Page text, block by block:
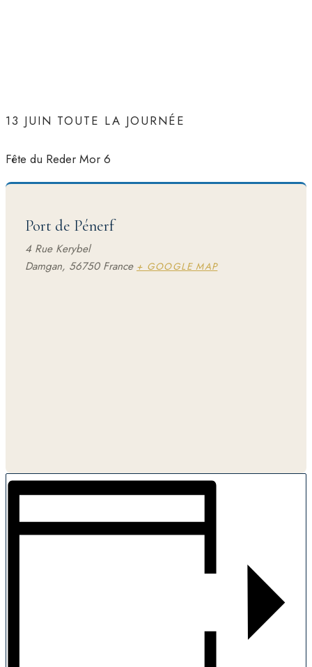
13 JUIN TOUTE LA JOURNÉE
Fête du Reder Mor 6
Port de Pénerf
4 Rue Kerybel
Damgan, 56750 France + GOOGLE MAP